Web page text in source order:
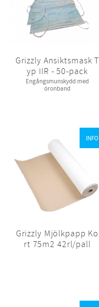
Grizzly Ansiktsmask T
yp IIR - 50-pack
Engångsmunskydd med
öronband
Grizzly Mjölkpapp Ko
rt 75m2 42rl/pall
INFO